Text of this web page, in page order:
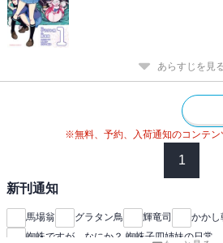
あらすじを見
※無料、予約、入荷通知のコンテン
1
新刊通知
馬場翁 グラタン鳥 輝竜司
かかし
蜘蛛ですが、なにか？ 蜘蛛子四姉妹の日常